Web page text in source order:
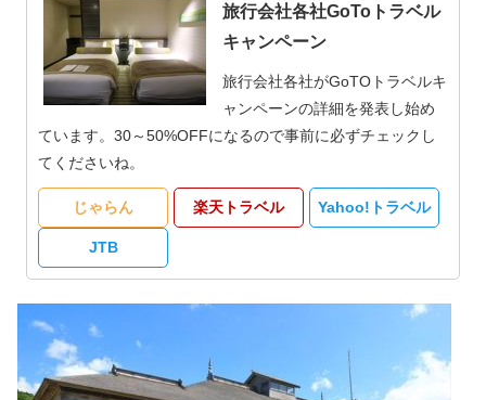
旅行会社各社GoToトラベル
キャンペーン
旅行会社各社がGoTOトラベルキ
ャンペーンの詳細を発表し始め
ています。30～50%OFFになるので事前に必ずチェックし
てくださいね。
じゃらん 楽天トラベル Yahoo!トラベル
JTB